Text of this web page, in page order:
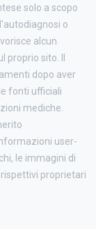
solo a scopo
o
alcun
sito. Il
dopo aver
fonti ufficiali
mediche.
user-
le immagini di
proprietari